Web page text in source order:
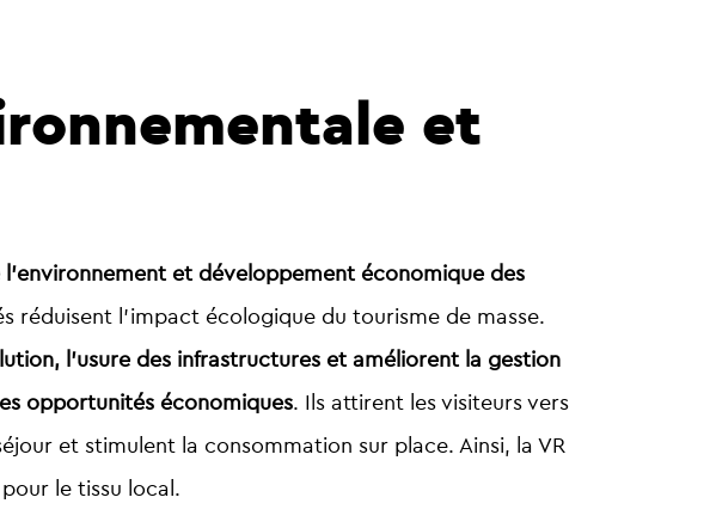
et
et développement économique des
réduisent l’impact écologique du tourisme de masse.
l’usure des infrastructures et améliorent la gestion
opportunités économiques. Ils attirent les visiteurs vers
et stimulent la consommation sur place. Ainsi, la VR
le tissu local.